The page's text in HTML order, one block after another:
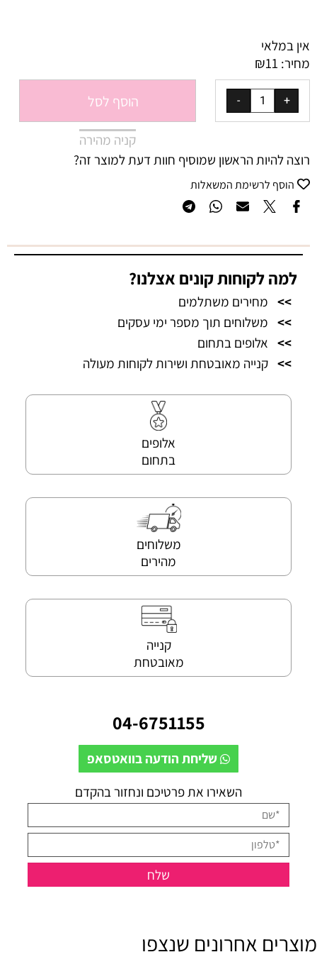
אין במלאי
מחיר:
₪11
הוסף לסל
קניה מהירה
רוצה להיות הראשון שמוסיף חוות דעת למוצר זה?
הוסף לרשימת המשאלות
למה לקוחות קונים אצלנו?
>> מחירים משתלמים
>> משלוחים תוך מספר ימי עסקים
>> אלופים בתחום
>> קנייה מאובטחת ושירות לקוחות מעולה
אלופים
בתחום
משלוחים
מהירים
קנייה
מאובטחת
04-6751155
שליחת הודעה בוואטסאפ
השאירו את פרטיכם ונחזור בהקדם
מוצרים אחרונים שנצפו